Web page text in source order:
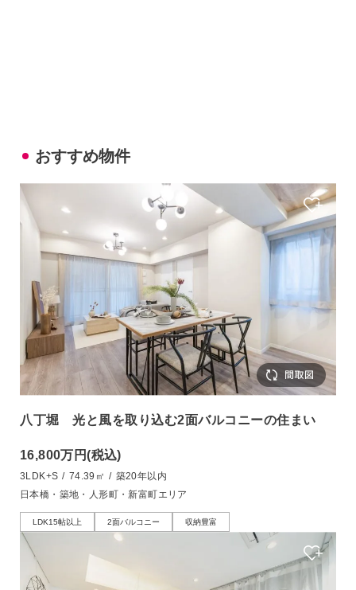
おすすめ物件
八丁堀 光と風を取り込む2面バルコニーの住まい
16,800万円(税込)
3LDK+S / 74.39㎡ / 築20年以内
日本橋・築地・人形町・新富町エリア
LDK15帖以上 2面バルコニー 収納豊富